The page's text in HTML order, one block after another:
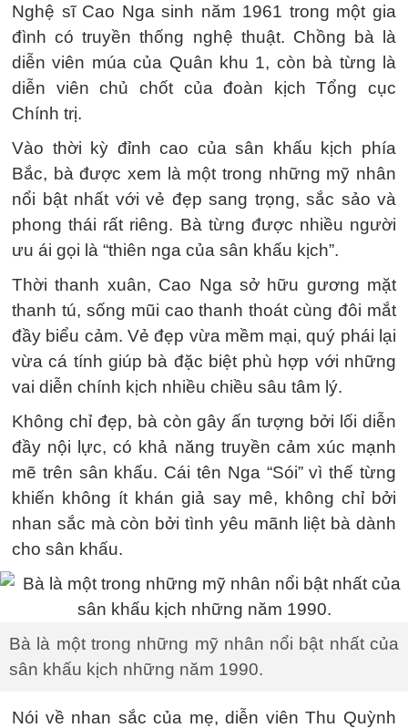
Nghệ sĩ Cao Nga sinh năm 1961 trong một gia
đình có truyền thống nghệ thuật. Chồng bà là
diễn viên múa của Quân khu 1, còn bà từng là
diễn viên chủ chốt của đoàn kịch Tổng cục
Chính trị.
Vào thời kỳ đỉnh cao của sân khấu kịch phía
Bắc, bà được xem là một trong những mỹ nhân
nổi bật nhất với vẻ đẹp sang trọng, sắc sảo và
phong thái rất riêng. Bà từng được nhiều người
ưu ái gọi là “thiên nga của sân khấu kịch”.
Thời thanh xuân, Cao Nga sở hữu gương mặt
thanh tú, sống mũi cao thanh thoát cùng đôi mắt
đầy biểu cảm. Vẻ đẹp vừa mềm mại, quý phái lại
vừa cá tính giúp bà đặc biệt phù hợp với những
vai diễn chính kịch nhiều chiều sâu tâm lý.
Không chỉ đẹp, bà còn gây ấn tượng bởi lối diễn
đầy nội lực, có khả năng truyền cảm xúc mạnh
mẽ trên sân khấu. Cái tên Nga “Sói” vì thế từng
khiến không ít khán giả say mê, không chỉ bởi
nhan sắc mà còn bởi tình yêu mãnh liệt bà dành
cho sân khấu.
Bà là một trong những mỹ nhân nổi bật nhất của
sân khấu kịch những năm 1990.
Nói về nhan sắc của mẹ, diễn viên Thu Quỳnh